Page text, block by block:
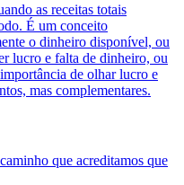
as receitas totais
É um conceito
o dinheiro disponível, ou
lucro e falta de dinheiro, ou
de olhar lucro e
mas complementares.
que acreditamos que